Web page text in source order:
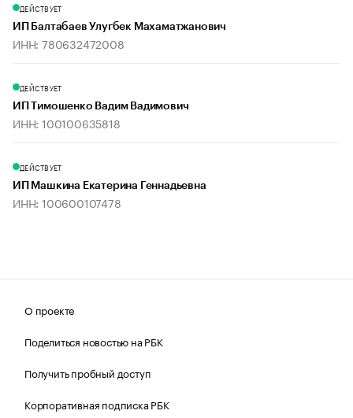
ДЕЙСТВУЕТ
ИП Балтабаев Улугбек Махаматжанович
ИНН: 780632472008
ДЕЙСТВУЕТ
ИП Тимошенко Вадим Вадимович
ИНН: 100100635818
ДЕЙСТВУЕТ
ИП Машкина Екатерина Геннадьевна
ИНН: 100600107478
О проекте
Поделиться новостью на РБК
Получить пробный доступ
Корпоративная подписка РБК